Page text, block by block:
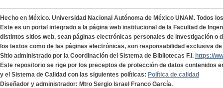
Hecho en México. Universidad Nacional Autónoma de México UNAM. Todos
Este es un portal integrado a la página web institucional de la Facultad de
distintos sitios web, sean páginas electrónicas personales de investigación o
los textos como de las páginas electrónicas, son responsabilidad exclusiva
Sitio administrado por la Coordinación del Sistema de Bibliotecas F.I. https://
Este repositorio se rige por los preceptos de protección de datos contenidos
y el Sistema de Calidad con las siguientes políticas: Política de calidad
Diseñador y administrador: Mtro Sergio Israel Franco García.